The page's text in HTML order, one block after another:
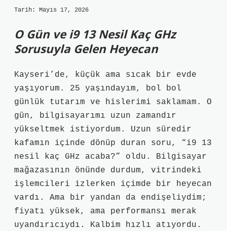
Tarih: Mayıs 17, 2026
O Gün ve i9 13 Nesil Kaç GHz
Sorusuyla Gelen Heyecan
Kayseri’de, küçük ama sıcak bir evde
yaşıyorum. 25 yaşındayım, bol bol
günlük tutarım ve hislerimi saklamam. O
gün, bilgisayarımı uzun zamandır
yükseltmek istiyordum. Uzun süredir
kafamın içinde dönüp duran soru, “i9 13
nesil kaç GHz acaba?” oldu. Bilgisayar
mağazasının önünde durdum, vitrindeki
işlemcileri izlerken içimde bir heyecan
vardı. Ama bir yandan da endişeliydim;
fiyatı yüksek, ama performansı merak
uyandırıcıydı. Kalbim hızlı atıyordu.